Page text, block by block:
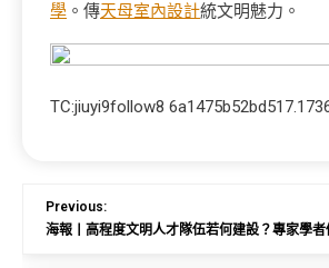
學 。傳天母室內設計統文明魅力。
TC:jiuyi9follow8
Previous:
海報丨高程度文明人才隊伍若何建設？專家學